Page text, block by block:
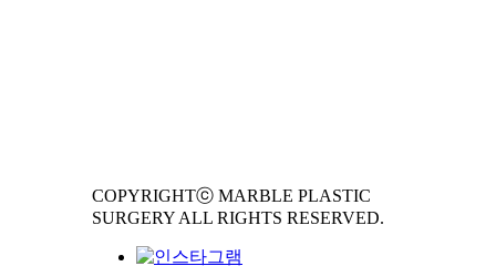
COPYRIGHTⓒ MARBLE PLASTIC
SURGERY ALL RIGHTS RESERVED.